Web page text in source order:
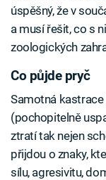
úspěšný, že v
a musí řešit, co s
zoologických
Co půjde pryč
Samotná kastrace
(pochopitelně
ztratí tak nejen
přijdou o znaky,
sílu, agresivitu,